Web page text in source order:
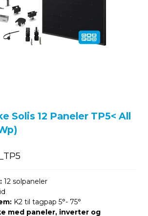
Solis 12 Paneler TP5< All
12 solpaneler
K2 til tagpap 5°- 75°
med paneler, inverter og